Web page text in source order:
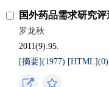
国外药品需求研究评
罗龙秋
2011(9):95.
[摘要](1977) [HTML](0)